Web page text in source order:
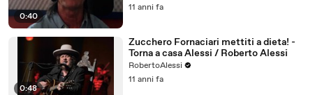
0:40
11 anni fa
0:48
Zucchero Fornaciari mettiti a dieta! -
Torna a casa Alessi / Roberto Alessi
RobertoAlessi
11 anni fa